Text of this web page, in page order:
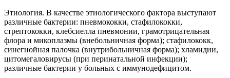
Этиология. В качестве этиологического фактора выступают
различные бактерии: пневмококки, стафилококки,
стрептококки, клебсиелла пневмонии, грамотрицательная
флора и микоплазмы (внебольничная форма); стафилококк,
синегнойная палочка (внутрибольничная форма); хламидии,
цитомегаловирусы (при перинатальной инфекции);
различные бактерии у больных с иммунодефицитом.